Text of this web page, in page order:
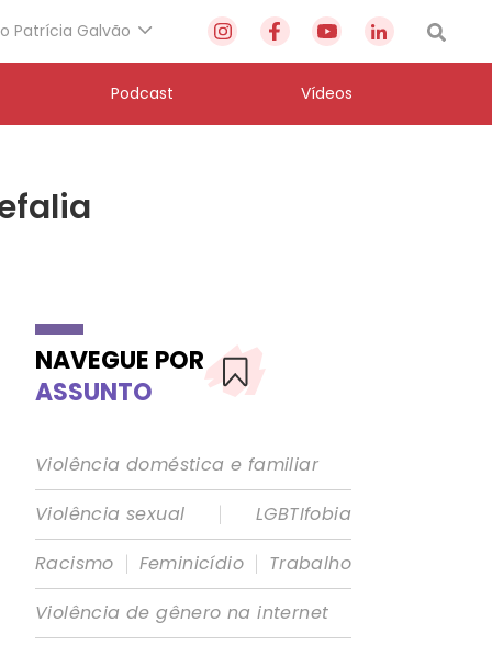
Patrícia Galvão
Podcast Vídeos
NAVEGUE POR
ASSUNTO
Violência doméstica e familiar
Violência sexual
|
LGBTIfobia
Racismo | Feminicídio | Trabalho
Violência de gênero na internet